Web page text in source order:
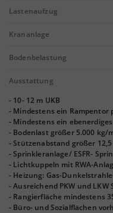
Lastenaufzug
Krananlage
Bodenbelastung
Ausstattung
- 10- 12 m UKB
- Mindestens ein Rampentor
- Mindestens ein ebenerdiges
- Bodenlast größer 5.000 kg/
- Stützenabstand größer 12,5
- Sprinkleranlage/ ESFR-
- Lichtkuppeln mit RWA-
- Heizung: Gas-
- Ausreichend PKW und LKW
- Rangierfläche mindestens
- Büro- und Sozialflächen